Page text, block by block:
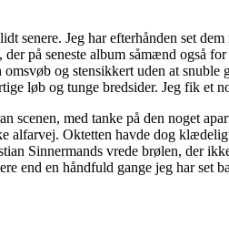
senere. Jeg har efterhånden set
på seneste album såmænd også
og stensikkert uden at
løb og tunge bredsider. Jeg fik et
scenen, med tanke på den noget
Oktetten havde dog
Sinnermands vrede brølen, der
end en håndfuld gange jeg har set